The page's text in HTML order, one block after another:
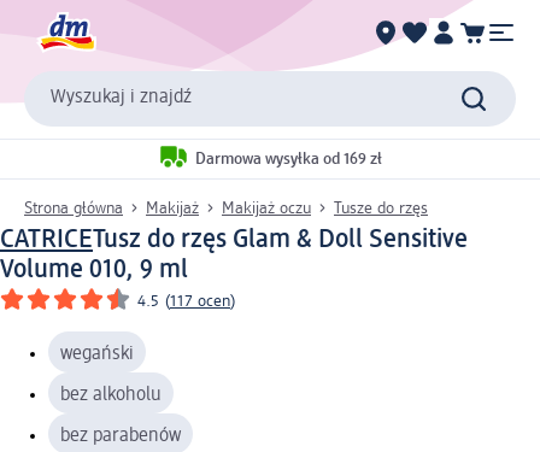
Wyszukaj i znajdź
Darmowa wysyłka od 169 zł
Strona główna Makijaż Makijaż oczu Tusze do rzęs
CATRICETusz do rzęs Glam & Doll Sensitive
Volume 010, 9 ml
4.5 (117 ocen)
wegański
bez alkoholu
bez parabenów